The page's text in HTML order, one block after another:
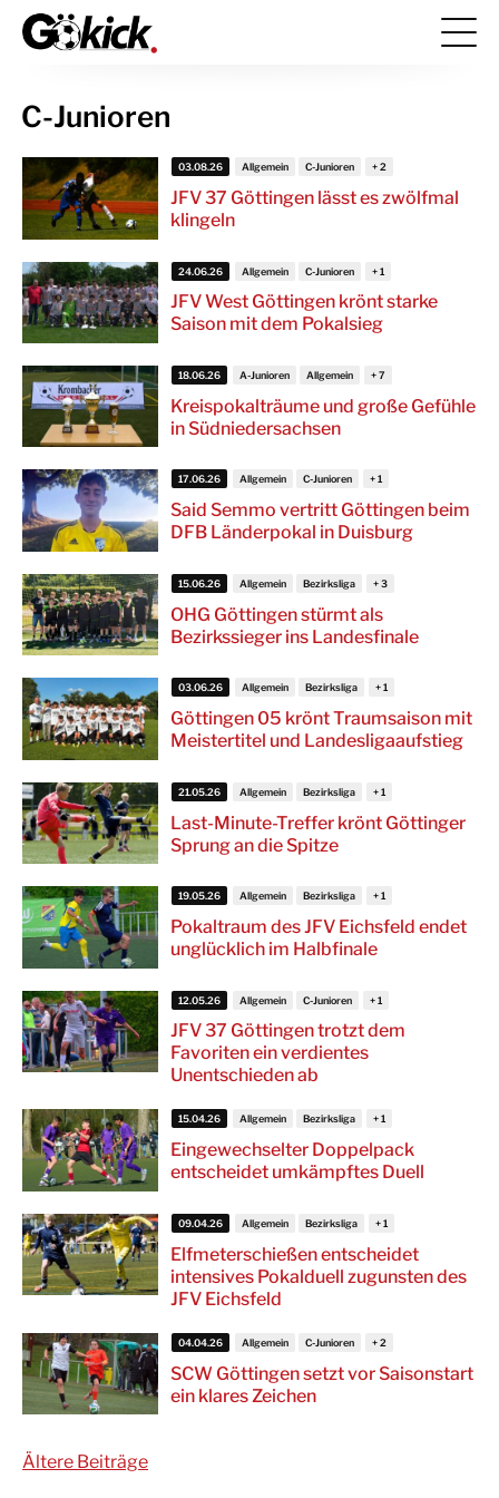
C-Junioren
JFV 37 Göttingen lässt es zwölfmal
klingeln
03.08.26 Allgemein C-Junioren
JFV West Göttingen krönt starke
Saison mit dem Pokalsieg
24.06.26 Allgemein C-Junioren
Kreispokalträume und große Gefühle
in Südniedersachsen
18.06.26 A-Junioren Allgemein
Said Semmo vertritt Göttingen beim
DFB Länderpokal in Duisburg
17.06.26 Allgemein C-Junioren
OHG Göttingen stürmt als
Bezirkssieger ins Landesfinale
15.06.26 Allgemein Bezirksliga
Göttingen 05 krönt Traumsaison mit
Meistertitel und Landesligaaufstieg
03.06.26 Allgemein Bezirksliga
Last-Minute-Treffer krönt Göttinger
Sprung an die Spitze
21.05.26 Allgemein Bezirksliga
Pokaltraum des JFV Eichsfeld endet
unglücklich im Halbfinale
19.05.26 Allgemein Bezirksliga
JFV 37 Göttingen trotzt dem
Favoriten ein verdientes
Unentschieden ab
12.05.26 Allgemein C-Junioren
Eingewechselter Doppelpack
entscheidet umkämpftes Duell
15.04.26 Allgemein Bezirksliga
Elfmeterschießen entscheidet
intensives Pokalduell zugunsten des
JFV Eichsfeld
09.04.26 Allgemein Bezirksliga
SCW Göttingen setzt vor Saisonstart
ein klares Zeichen
04.04.26 Allgemein C-Junioren
Beitragsnavigation
Ältere Beiträge